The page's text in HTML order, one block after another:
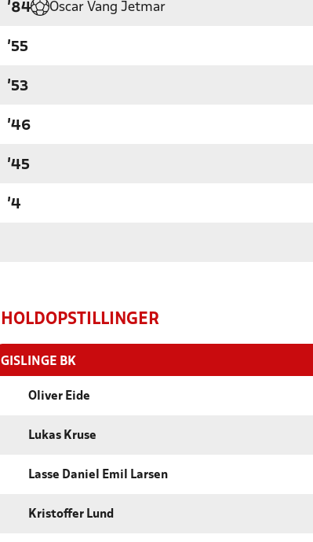
'84 Oscar Vang Jetmar
'55
'53
'46
'45
'4
HOLDOPSTILLINGER
GISLINGE BK
Oliver Eide
Lukas Kruse
Lasse Daniel Emil Larsen
Kristoffer Lund